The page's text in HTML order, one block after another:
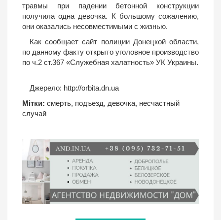
травмы при падении бетонной конструкции
получила одна девочка. К большому сожалению,
они оказались несовместимыми с жизнью.
Как сообщает сайт полиции Донецкой области,
по данному факту открыто уголовное производство
по ч.2 ст.367 «Служебная халатность» УК Украины.
Джерело: http://orbita.dn.ua
Мітки: смерть, подъезд, девочка, несчастный
случай